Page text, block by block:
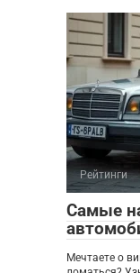
Рейтинги
Самые
Мечтаете о